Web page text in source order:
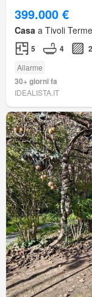
399.000 €
Casa a Tivoli
5 4
Allarme
30+ giorni fa
IDEALISTA.IT